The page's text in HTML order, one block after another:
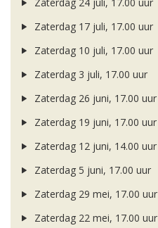
Zaterdag 24 juli, 17.00 uur
Zaterdag 17 juli, 17.00 uur
Zaterdag 10 juli, 17.00 uur
Zaterdag 3 juli, 17.00 uur
Zaterdag 26 juni, 17.00 uur
Zaterdag 19 juni, 17.00 uur
Zaterdag 12 juni, 14.00 uur
Zaterdag 5 juni, 17.00 uur
Zaterdag 29 mei, 17.00 uur
Zaterdag 22 mei, 17.00 uur